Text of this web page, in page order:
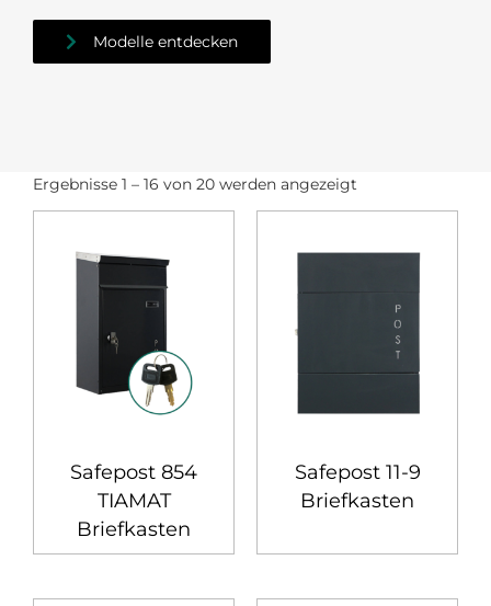
Modelle entdecken
Ergebnisse 1 – 16 von 20 werden angezeigt
Safepost 854
TIAMAT
Briefkasten
Safepost 11-9
Briefkasten